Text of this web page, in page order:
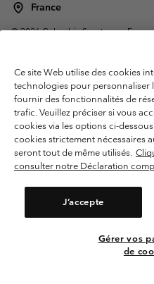
France
©2026Columbia Sportswear
Garanties Légales
Politique de
Conditions d'utilisation - Membres
Conditions D'utilisation - Contenu
Cookies
Public CBCR
Ce site Web utilise des cookies
technologies pour personnaliser
fournir des fonctionnalités de
trafic. Veuillez préciser si vous
cookies via les options ci-
cookies strictement nécessaires
seront tout de même utilisés.
consulter notre Déclaration
J’accepte
Gérer vos
de
Veuillez sélectionner
Achats
United States
France
Voir